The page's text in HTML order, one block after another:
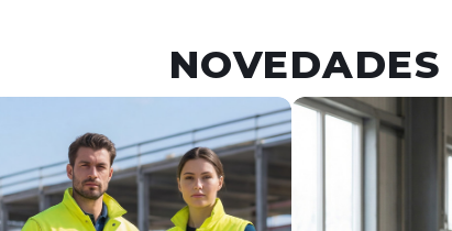
NOVEDADES